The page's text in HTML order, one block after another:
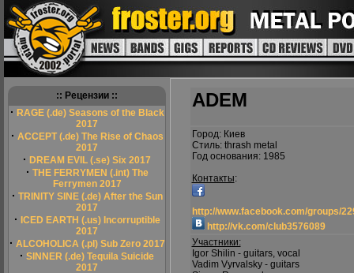
:: Рецензии ::
· RAGE (.de) Seasons of the Black
2017
· ACCEPT (.de) The Rise of Chaos
2017
· DREAM EVIL (.se) Six 2017
· THE FERRYMEN (.int) The
Ferrymen 2017
· TRINITY SINE (.de) After the Sun
2017
· ICED EARTH (.us) Incorruptible
2017
· ALCOHOLICA (.pl) Sub Zero 2017
· SINNER (.de) Tequila Suicide
2017
ADEM
Город: Киев
Стиль: thrash metal
Год основания: 1985
Контакты:
http://www.facebook.com/groups/
http://vk.com/club3576089
Участники:
Igor Shilin - guitars, vocal
Vadim Vyrvalsky - guitars